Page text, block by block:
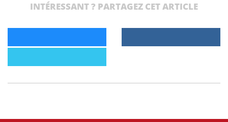
INTÉRESSANT ? PARTAGEZ CET ARTICLE